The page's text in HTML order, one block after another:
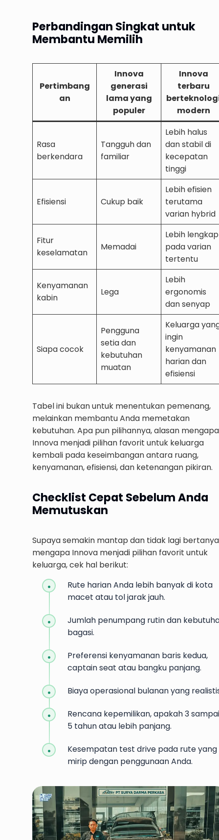
Perbandingan Singkat untuk
Membantu Memilih
Pertimbang
an
Innova
generasi
lama yang
populer
Innova
terbaru
modern
Rasa
berkendara
Tangguh dan
familiar
Lebih halus
dan stabil di
kecepatan
tinggi
Efisiensi Cukup baik
Lebih efisien
terutama
varian hybrid
Fitur
keselamatan
Memadai
Lebih lengkap
pada varian
tertentu
Kenyamanan
kabin
Lega
Lebih
ergonomis
dan senyap
Siapa cocok
Pengguna
setia dan
kebutuhan
muatan
Keluarga
ingin
kenyamanan
harian dan
efisiensi
Tabel ini bukan untuk menentukan pemenang,
melainkan membantu Anda memetakan
kebutuhan. Apa pun pilihannya, alasan mengapa
Innova menjadi pilihan favorit untuk keluarga
kembali pada keseimbangan antara ruang,
kenyamanan, efisiensi, dan ketenangan pikiran.
Checklist Cepat Sebelum Anda
Memutuskan
Supaya semakin mantap dan tidak lagi bertanya
mengapa Innova menjadi pilihan favorit untuk
keluarga, cek hal berikut:
Rute harian Anda lebih banyak di kota
macet atau tol jarak jauh.
Jumlah penumpang rutin dan
bagasi.
Preferensi kenyamanan baris kedua,
captain seat atau bangku panjang.
Biaya operasional bulanan yang
Rencana kepemilikan, apakah 3 sampai
5 tahun atau lebih panjang.
Kesempatan test drive pada rute yang
mirip dengan penggunaan Anda.